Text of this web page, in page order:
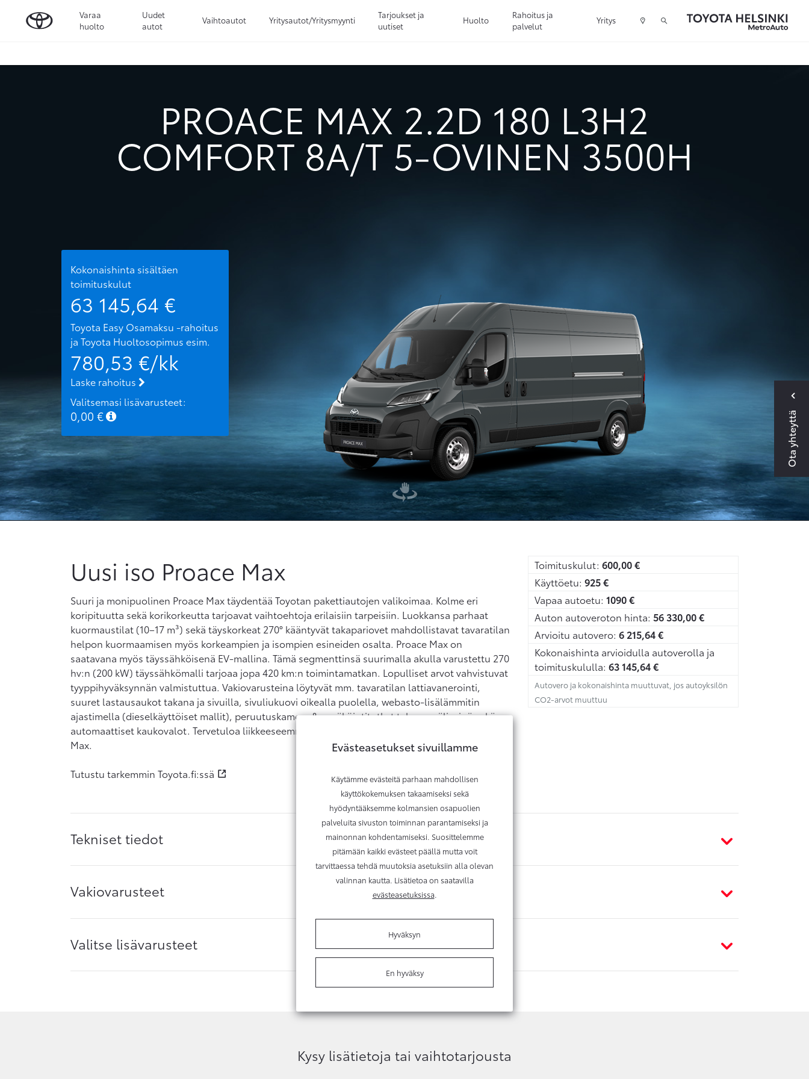
Varaa
huolto
Uudet
autot
Vaihtoautot Yritysautot/Yritysmyynti
Tarjoukset ja
uutiset
Huolto
Rahoitus ja
palvelut
Yritys
Ota yhteyttä
PROACE MAX 2.2D 180 L3H2
COMFORT 8A/T 5-OVINEN 3500H
Kokonaishinta sisältäen
toimituskulut
63 145,64 €
Toyota Easy Osamaksu -rahoitus
ja Toyota Huoltosopimus esim.
780,53 €/kk
Laske rahoitus
Valitsemasi lisävarusteet:
0,00 €
Uusi iso Proace Max
Suuri ja monipuolinen Proace Max täydentää Toyotan pakettiautojen valikoimaa. Kolme eri
koripituutta sekä korikorkeutta tarjoavat vaihtoehtoja erilaisiin tarpeisiin. Luokkansa parhaat
kuormaustilat (10–17 m³) sekä täyskorkeat 270° kääntyvät takapariovet mahdollistavat tavaratilan
helpon kuormaamisen myös korkeampien ja isompien esineiden osalta. Proace Max on
saatavana myös täyssähköisenä EV-mallina. Tämä segmenttinsä suurimalla akulla varustettu 270
hv:n (200 kW) täyssähkömalli tarjoaa jopa 420 km:n toimintamatkan. Lopulliset arvot vahvistuvat
tyyppihyväksynnän valmistuttua. Vakiovarusteina löytyvät mm. tavaratilan lattiavanerointi,
suuret lastausaukot takana ja sivuilla, sivuliukuovi oikealla puolella, webasto-lisälämmitin
ajastimella (dieselkäyttöiset mallit), peruutuskamera & pysäköintitutkat takana, väliseinä sekä
automaattiset kaukovalot. Tervetuloa liikkeeseemme tutustumaan ja koeajamaan uusi iso Proace
Max.
Tutustu tarkemmin Toyota.fi:ssä
Toimituskulut: 600,00€
Käyttöetu: 925€
Vapaa autoetu: 1090€
Auton autoveroton hinta: 56 330,00€
Arvioitu autovero: 6 215,64€
Kokonaishinta arvioidulla autoverolla ja
toimituskululla: 63 145,64€
Autovero ja kokonaishinta muuttuvat, jos autoyksilön
CO2-arvot muuttuu
Tekniset tiedot
Vakiovarusteet
Valitse lisävarusteet
Kysy lisätietoja tai vaihtotarjousta
Evästeasetukset sivuillamme
Käytämme evästeitä parhaan mahdollisen
käyttökokemuksen takaamiseksi sekä
hyödyntääksemme kolmansien osapuolien
palveluita sivuston toiminnan parantamiseksi ja
mainonnan kohdentamiseksi. Suosittelemme
pitämään kaikki evästeet päällä mutta voit
tarvittaessa tehdä muutoksia asetuksiin alla olevan
valinnan kautta. Lisätietoa on saatavilla
evästeasetuksissa.
Hyväksyn
En hyväksy